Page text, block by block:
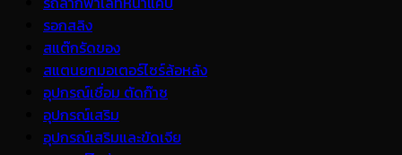
รอกสลิง
สแต๊กรัดของ
สแตนยกมอเตอร์ไซร์ล้อหลัง
อุปกรณ์เชื่อม ตัดก๊าซ
อุปกรณ์เสริม
อุปกรณ์เสริมและขัดเจีย